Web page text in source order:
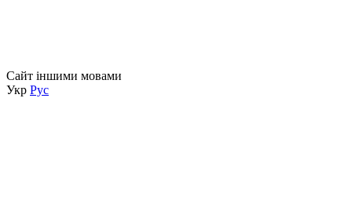
Сайт іншими мовами
Укр Рус